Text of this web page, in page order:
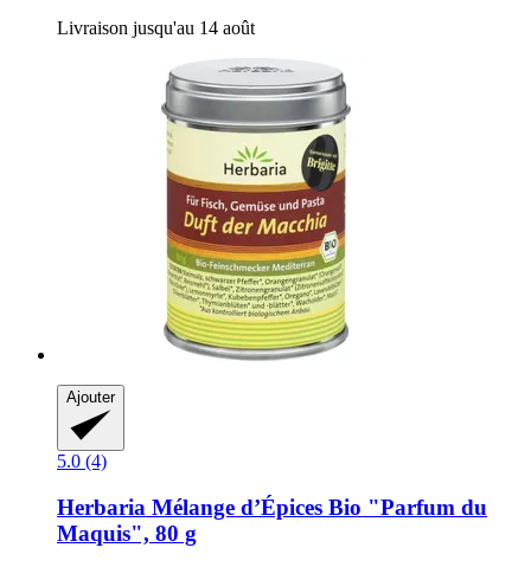
Livraison jusqu'au 14 août
Ajouter
5.0 (4)
Herbaria Mélange d’Épices Bio "Parfum du
Maquis", 80 g